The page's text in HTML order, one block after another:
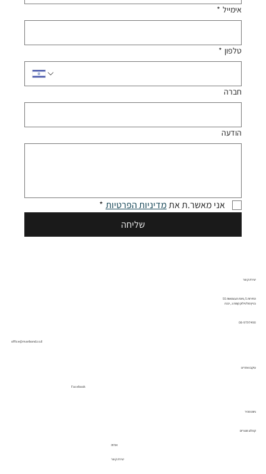
אימייל *
טלפון *
חברה
הודעה
אני מאשר.ת את מדיניות הפרטיות *
שליחה
עיקבו אחרינו
Facebook
ניווט מהיר
קטלוג מוצרים
אודות
יצירת קשר
יצירת קשר
החירות 5 ,פינת העצמאות 55
בניין מולטילוק קומה ג , יבנה
08-9797490
office@manbond.co.il